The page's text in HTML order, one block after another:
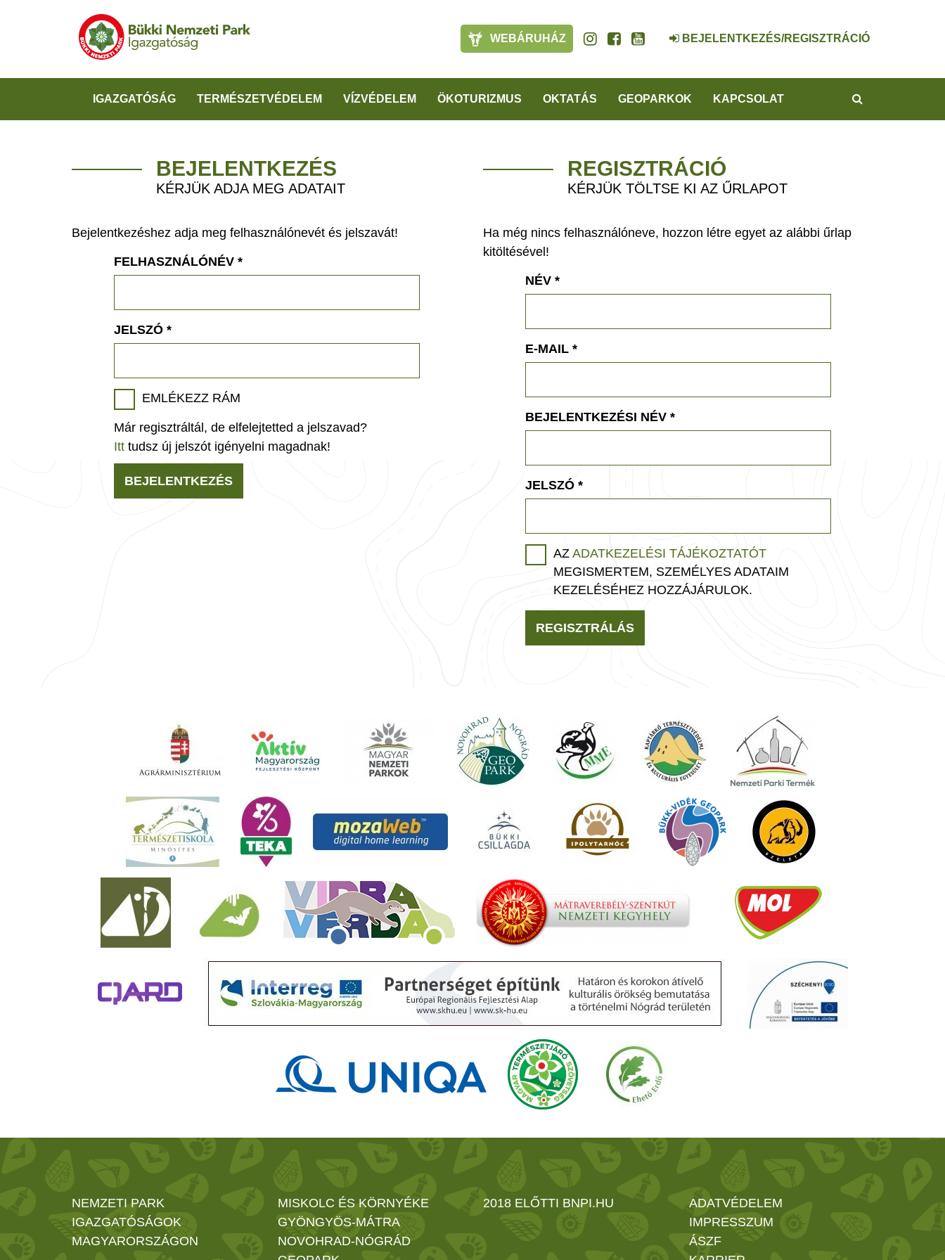
WEBÁRUHÁZ BEJELENTKEZÉS/REGISZTRÁCIÓ
IGAZGATÓSÁG TERMÉSZETVÉDELEM VÍZVÉDELEM ÖKOTURIZMUS OKTATÁS GEOPARKOK KAPCSOLAT
BEJELENTKEZÉS
KÉRJÜK ADJA MEG ADATAIT
Bejelentkezéshez adja meg felhasználónevét és jelszavát!
FELHASZNÁLÓNÉV *
JELSZÓ *
EMLÉKEZZ RÁM
Már regisztráltál, de elfelejtetted a jelszavad?
Itt tudsz új jelszót igényelni magadnak!
BEJELENTKEZÉS
REGISZTRÁCIÓ
KÉRJÜK TÖLTSE KI AZ ŰRLAPOT
Ha még nincs felhasználóneve, hozzon létre egyet az alábbi űrlap
kitöltésével!
NÉV *
E-MAIL *
BEJELENTKEZÉSI NÉV *
JELSZÓ *
AZ ADATKEZELÉSI TÁJÉKOZTATÓT
MEGISMERTEM, SZEMÉLYES ADATAIM
KEZELÉSÉHEZ HOZZÁJÁRULOK.
REGISZTRÁLÁS
NEMZETI PARK
IGAZGATÓSÁGOK
MAGYARORSZÁGON
MISKOLC ÉS KÖRNYÉKE
GYÖNGYÖS-MÁTRA
NOVOHRAD-NÓGRÁD
2018 ELŐTTI BNPI.HU
ADATVÉDELEM
IMPRESSZUM
ÁSZF